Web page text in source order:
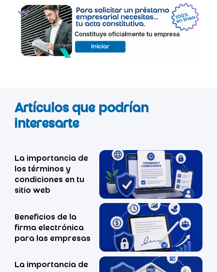
Artículos que podrían
interesarte
La importancia de
los términos y
condiciones en tu
sitio web
Beneficios de la
firma electrónica
para las empresas
La importancia de